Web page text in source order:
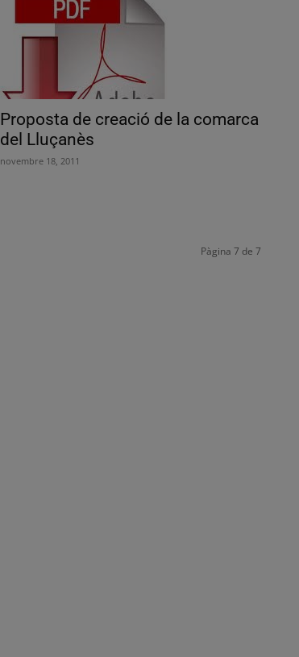
Proposta de creació de la comarca
del Lluçanès
novembre 18, 2011
Pàgina 7 de 7